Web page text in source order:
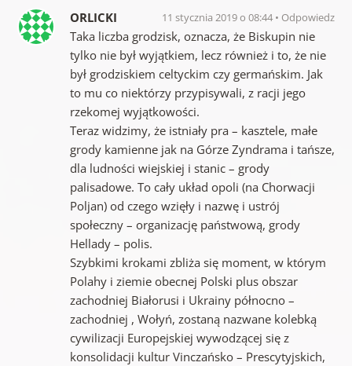
ORLICKI 11 stycznia 2019 o 08:44 Odpowiedz
Taka liczba grodzisk, oznacza, że Biskupin nie
tylko nie był wyjątkiem, lecz również i to, że nie
był grodziskiem celtyckim czy germańskim. Jak
to mu co niektórzy przypisywali, z racji jego
rzekomej wyjątkowości.
Teraz widzimy, że istniały pra – kasztele, małe
grody kamienne jak na Górze Zyndrama i tańsze,
dla ludności wiejskiej i stanic – grody
palisadowe. To cały układ opoli (na Chorwacji
Poljan) od czego wzięły i nazwę i ustrój
społeczny – organizację państwową, grody
Hellady – polis.
Szybkimi krokami zbliża się moment, w którym
Polahy i ziemie obecnej Polski plus obszar
zachodniej Białorusi i Ukrainy północno –
zachodniej , Wołyń, zostaną nazwane kolebką
cywilizacji Europejskiej wywodzącej się z
konsolidacji kultur Vinczańsko – Prescytyjskich,